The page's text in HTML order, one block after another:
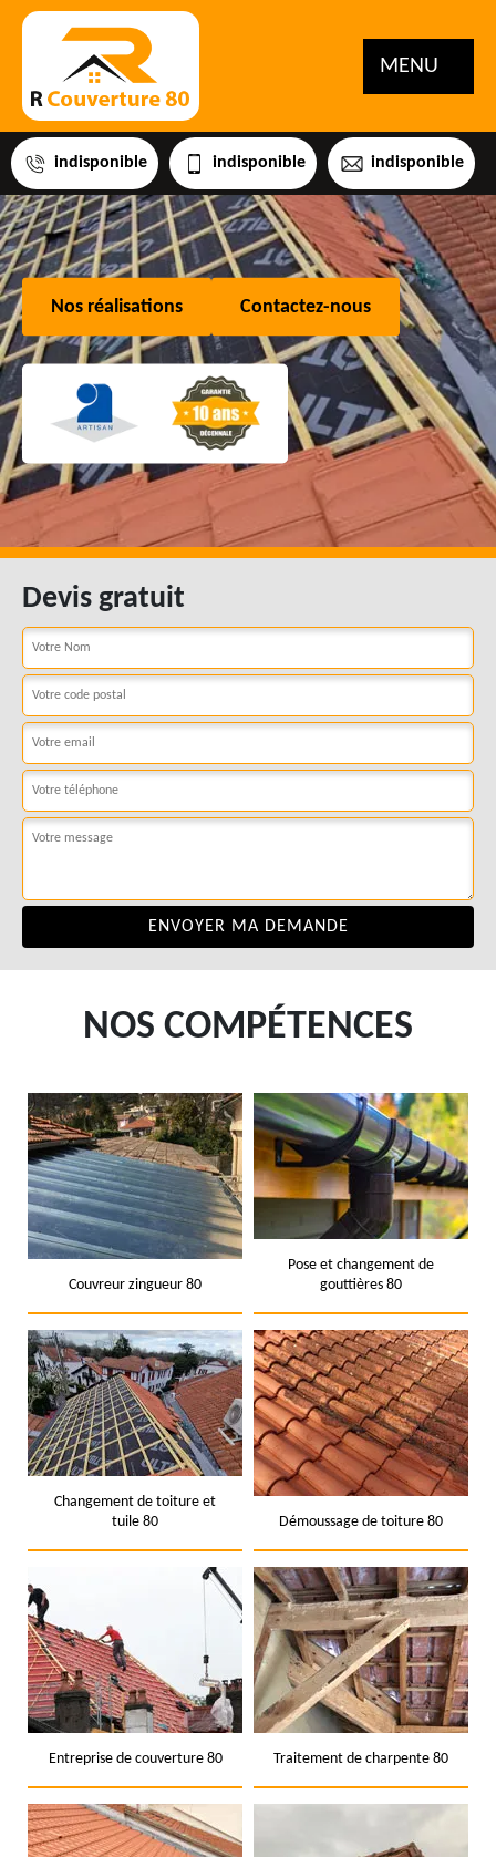
MENU
indisponible indisponible indisponible
Nos réalisations Contactez-nous
Devis gratuit
NOS COMPÉTENCES
Couvreur zingueur 80
Pose et changement de
gouttières 80
Changement de toiture et
tuile 80
Démoussage de toiture 80
Entreprise de couverture 80 Traitement de charpente 80